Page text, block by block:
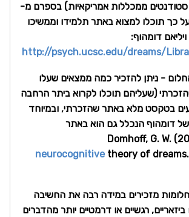
סטודנטים ממכללות אמריקאיות) בספרם מ-
על כך תוכלו למצוא באתר תלמידו וממשיכו
דומהוף:
http://psych.ucsc.edu/dreams/
- ניתן להזכיר כמה ממצאים שעלו
(שעליהם תוכלו לקרוא ביתר הרחבה
בטקסט מלא באתר שהזכרתי, ובמיוחד
דומהוף הנכלל גם הוא באתר
neurocognitive theory of dreams.
מזכירים במידה רבה את החשיבה
רגשיים או דרמטיים יותר מהדברים